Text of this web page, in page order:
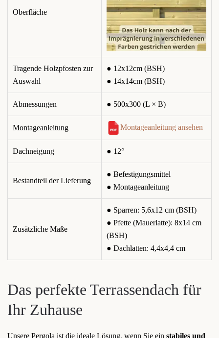
Oberfläche
Tragende Holzpfosten zur
Auswahl
● 12x12cm (BSH)
● 14x14cm (BSH)
Abmessungen ● 500x300 (L × B)
Montageanleitung Montageanleitung ansehen
Dachneigung ● 12°
Bestandteil der Lieferung
● Befestigungsmittel
● Montageanleitung
Zusätzliche Maße
● Sparren: 5,6x12 cm (BSH)
● Pfette (Mauerlatte): 8x14 cm
(BSH)
● Dachlatten: 4,4x4,4 cm
Das perfekte Terrassendach für
Ihr Zuhause
Unsere Pergola ist die ideale Lösung, wenn Sie ein stabiles und